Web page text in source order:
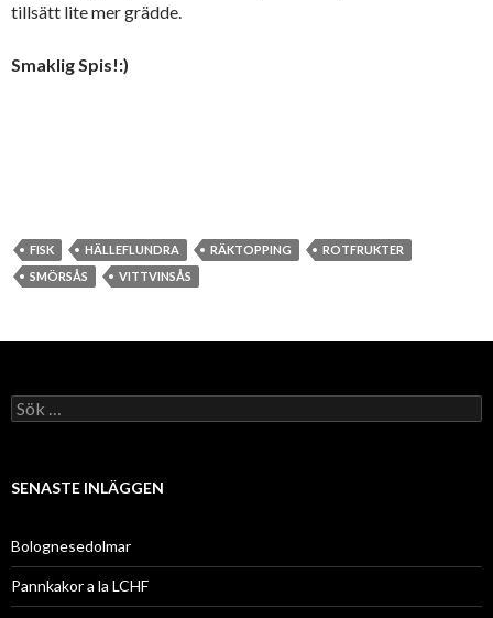
tillsätt lite mer grädde.
Smaklig Spis!:)
FISK HÄLLEFLUNDRA RÄKTOPPING
ROTFRUKTER
SMÖRSÅS
VITTVINSÅS
S
ö
f
r
:
SENASTE INLÄGGEN
Bolognesedolmar
Pannkakor a la LCHF